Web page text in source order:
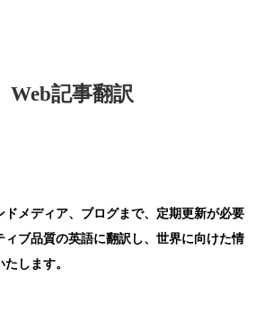
Web記事翻訳
メディア、ブログまで、 定期更新が必要
ィブ品質の英語に翻訳し、世界に向けた情
たします。